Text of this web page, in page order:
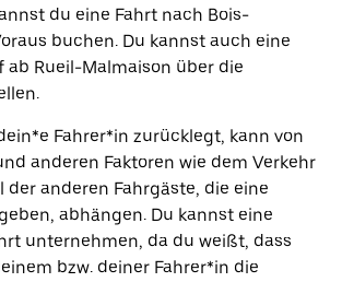
du eine Fahrt nach Bois-
buchen. Du kannst auch eine
ab Rueil-Malmaison über die
Fahrer*in zurücklegt, kann von
anderen Faktoren wie dem Verkehr
der anderen Fahrgäste, die eine
abhängen. Du kannst eine
unternehmen, da du weißt, dass
bzw. deiner Fahrer*in die